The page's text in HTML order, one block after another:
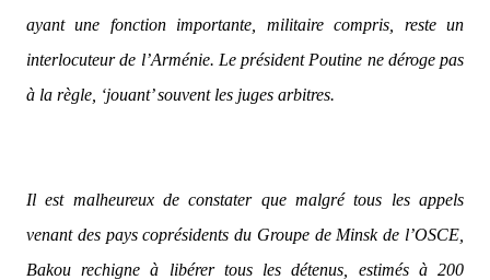
ayant une fonction importante, militaire compris, reste un
interlocuteur de l’Arménie. Le président Poutine ne déroge pas
à la règle, ‘jouant’ souvent les juges arbitres.
Il est malheureux de constater que malgré tous les appels
venant des pays coprésidents du Groupe de Minsk de l’OSCE,
Bakou rechigne à libérer tous les détenus, estimés à 200